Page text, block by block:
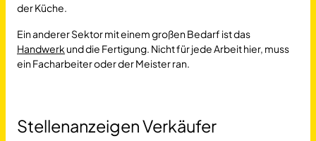
der Küche.
Ein anderer Sektor mit einem großen Bedarf ist das
Handwerk und die Fertigung. Nicht für jede Arbeit hier, muss
ein Facharbeiter oder der Meister ran.
Stellenanzeigen Verkäufer